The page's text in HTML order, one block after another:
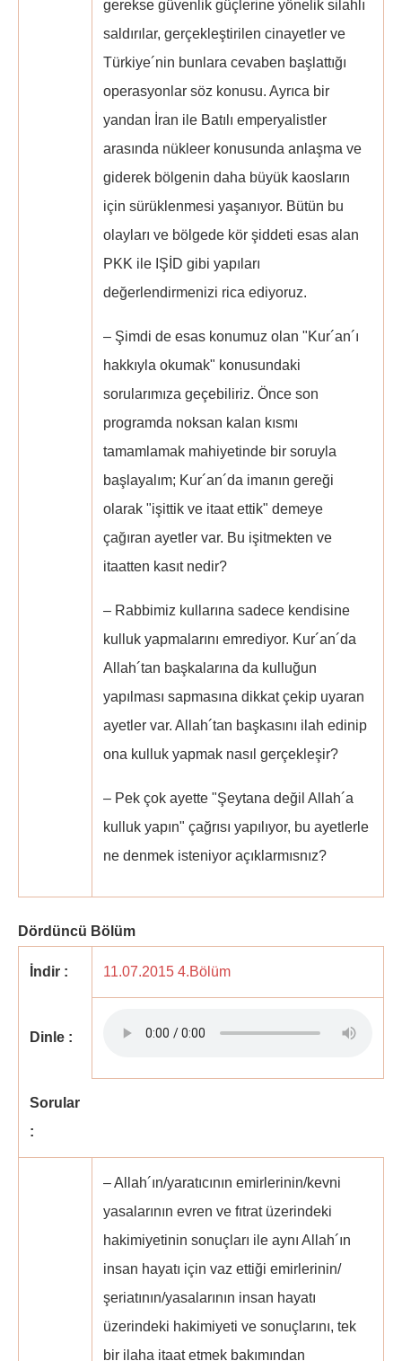
gerekse güvenlik güçlerine yönelik silahlı
saldırılar, gerçekleştirilen cinayetler ve
Türkiye´nin bunlara cevaben başlattığı
operasyonlar söz konusu. Ayrıca bir
yandan İran ile Batılı emperyalistler
arasında nükleer konusunda anlaşma ve
giderek bölgenin daha büyük kaosların
için sürüklenmesi yaşanıyor. Bütün bu
olayları ve bölgede kör şiddeti esas alan
PKK ile IŞİD gibi yapıları
değerlendirmenizi rica ediyoruz.
– Şimdi de esas konumuz olan "Kur´an´ı
hakkıyla okumak" konusundaki
sorularımıza geçebiliriz. Önce son
programda noksan kalan kısmı
tamamlamak mahiyetinde bir soruyla
başlayalım; Kur´an´da imanın gereği
olarak "işittik ve itaat ettik" demeye
çağıran ayetler var. Bu işitmekten ve
itaatten kasıt nedir?
– Rabbimiz kullarına sadece kendisine
kulluk yapmalarını emrediyor. Kur´an´da
Allah´tan başkalarına da kulluğun
yapılması sapmasına dikkat çekip uyaran
ayetler var. Allah´tan başkasını ilah edinip
ona kulluk yapmak nasıl gerçekleşir?
– Pek çok ayette "Şeytana değil Allah´a
kulluk yapın" çağrısı yapılıyor, bu ayetlerle
ne denmek isteniyor açıklarmısnız?
Dördüncü Bölüm
İndir : 11.07.2015 4.Bölüm
Dinle :
Sorular
:
– Allah´ın/yaratıcının emirlerinin/kevni
yasalarının evren ve fıtrat üzerindeki
hakimiyetinin sonuçları ile aynı Allah´ın
insan hayatı için vaz ettiği emirlerinin/
şeriatının/yasalarının insan hayatı
üzerindeki hakimiyeti ve sonuçlarını, tek
bir ilaha itaat etmek bakımından